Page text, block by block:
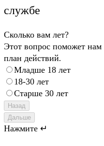
службе
Сколько вам лет?
Этот вопрос поможет
план действий.
Младше 18 лет
18-30 лет
Старше 30 лет
Назад
Дальше
Нажмите ↵